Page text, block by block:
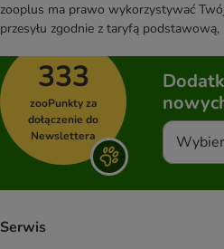
zooplus ma prawo wykorzystywać
przesyłu zgodnie z taryfą
333
zooPunkty za
dołączenie do
Newslettera
Serwis